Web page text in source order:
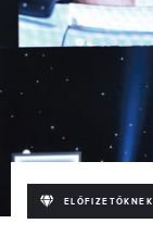
ELŐFIZETŐKNEK